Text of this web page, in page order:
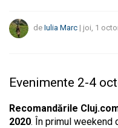
de Iulia Marc | joi, 1
Evenimente 2-4
Recomandările
2020. În primul weekend